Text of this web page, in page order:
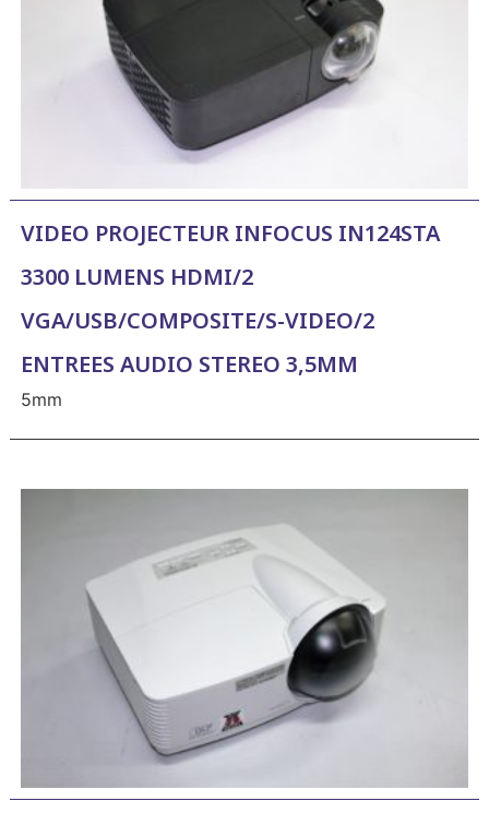
VIDEO PROJECTEUR INFOCUS IN124STA
3300 LUMENS HDMI/2
VGA/USB/COMPOSITE/S-VIDEO/2
ENTREES AUDIO STEREO 3,5MM
5mm